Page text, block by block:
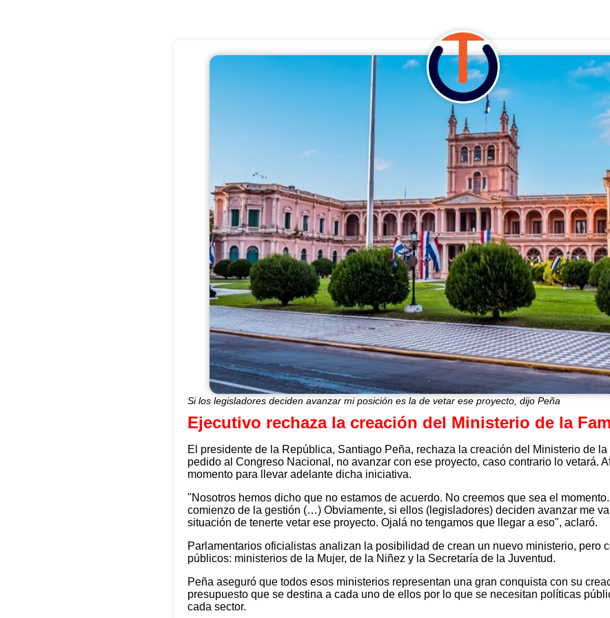
Si los legisladores deciden avanzar mi posición es la de vetar ese proyecto, dijo Peña
Ejecutivo rechaza la creación del Ministerio de la
El presidente de la República, Santiago Peña, rechaza la creación del Ministerio de
pedido al Congreso Nacional, no avanzar con ese proyecto, caso contrario lo vetará.
momento para llevar adelante dicha iniciativa.
"Nosotros hemos dicho que no estamos de acuerdo. No creemos que sea el
comienzo de la gestión (…) Obviamente, si ellos (legisladores) deciden avanzar me
situación de tenerte vetar ese proyecto. Ojalá no tengamos que llegar a eso", aclaró.
Parlamentarios oficialistas analizan la posibilidad de crean un nuevo ministerio, pero
públicos: ministerios de la Mujer, de la Niñez y la Secretaría de la Juventud.
Peña aseguró que todos esos ministerios representan una gran conquista con su
presupuesto que se destina a cada uno de ellos por lo que se necesitan políticas
cada sector.